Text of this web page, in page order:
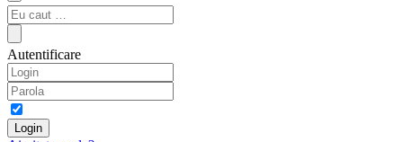
Autentificare